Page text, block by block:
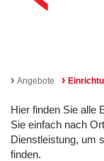
› Angebote ›
Hier finden Sie alle
Sie einfach nach
Dienstleistung, um
finden.